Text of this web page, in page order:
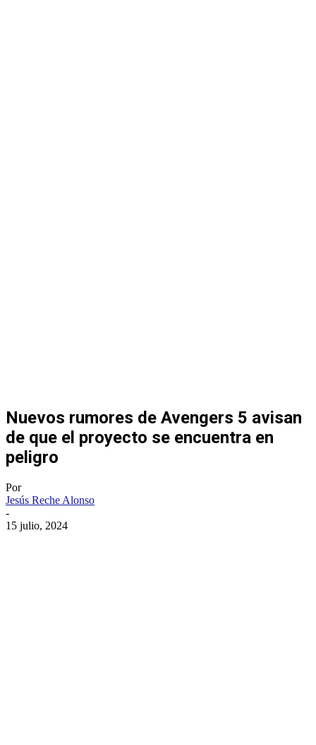
Nuevos rumores de Avengers 5 avisan
de que el proyecto se encuentra en
peligro
Por
Jesús Reche Alonso
-
15 julio, 2024